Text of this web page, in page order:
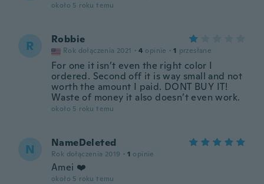
około 5 roku temu
R Robbie
Rok dołączenia 2021 · 4 opinie · 1 przesłane
For one it isn’t even the right color I
ordered. Second off it is way small and not
worth the amount I paid. DONT BUY IT!
Waste of money it also doesn’t even work.
około 5 roku temu
N NameDeleted
Rok dołączenia 2019 · 1 opinie
Amei ❤️
około 5 roku temu